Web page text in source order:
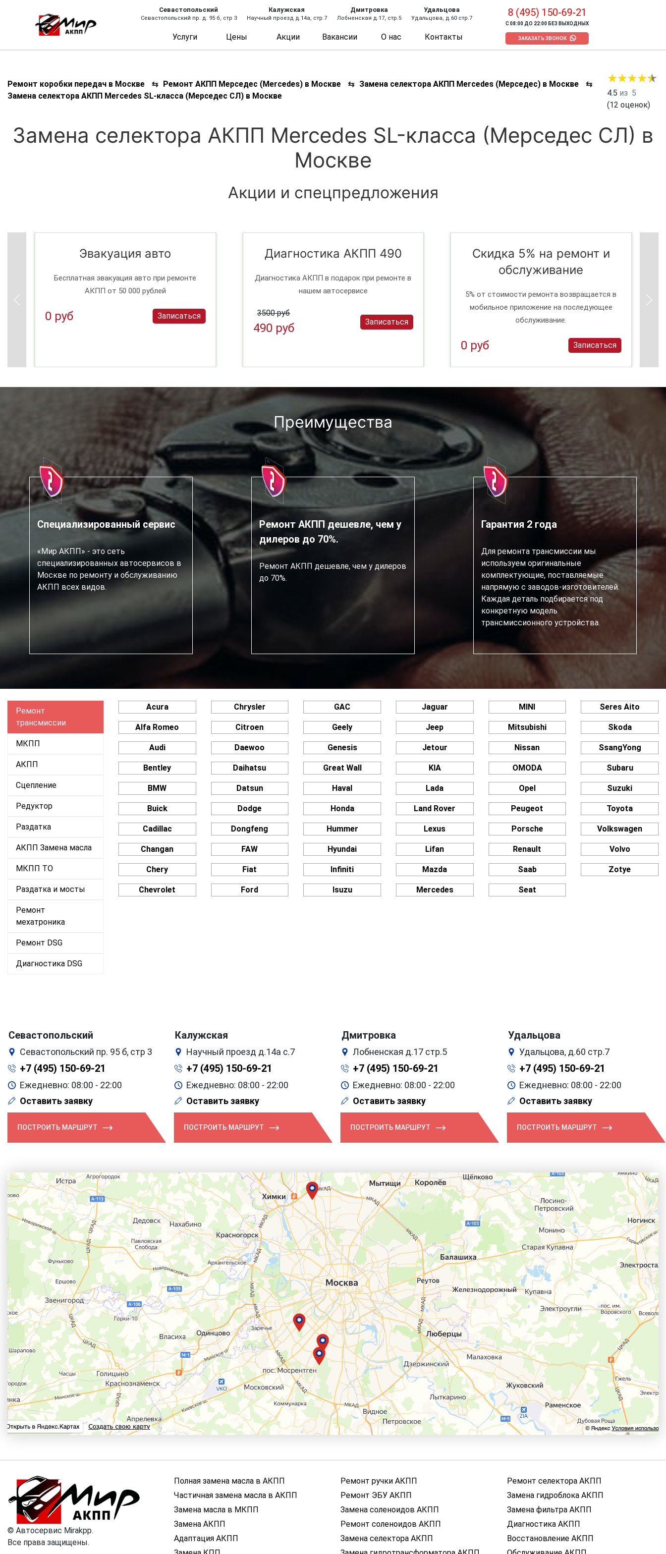
Севастопольский
Севастопольский пр. д. 95 б, стр 3
Калужская
Научный проезд д.14а, стр.7
Дмитровка
Лобненская д.17, стр.5
Удальцова
Удальцова, д.60 стр.7
Услуги Цены Акции Вакансии О нас Контакты
8 (495) 150-69-21
С 08:00 ДО 22:00 БЕЗ ВЫХОДНЫХ
ЗАКАЗАТЬ ЗВОНОК
Ремонт коробки передач в Москве ⇆ Ремонт АКПП Мерседес (Mercedes) в Москве ⇆ Замена селектора АКПП Mercedes (Мерседес) в Москве
⇆
Замена селектора АКПП Mercedes SL-класса (Мерседес СЛ) в Москве
4.5 из 5
(12 оценок)
Замена селектора АКПП Mercedes SL-класса (Мерседес СЛ) в
Москве
Акции и спецпредложения
Эвакуация авто
Бесплатная эвакуация авто при ремонте
АКПП от 50 000 рублей
0 руб Записаться
Диагностика АКПП 490
Диагностика АКПП в подарок при ремонте в
нашем автосервисе
3500 руб
490 руб Записаться
Скидка 5% на ремонт и
обслуживание
5% от стоимости ремонта возвращается в
мобильное приложение на последующее
обслуживание.
0 руб Записаться
Преимущества
Специализированный сервис
«Мир АКПП» - это сеть
специализированных автосервисов в
Москве по ремонту и обслуживанию
АКПП всех видов.
Ремонт АКПП дешевле, чем у
дилеров до 70%.
Ремонт АКПП дешевле, чем у дилеров
до 70%.
Гарантия 2 года
Для ремонта трансмиссии мы
используем оригинальные
комплектующие, поставляемые
напрямую с заводов-изготовителей.
Каждая деталь подбирается под
конкретную модель
трансмиссионного устройства.
Ремонт
трансмиссии
МКПП
АКПП
Сцепление
Редуктор
Раздатка
АКПП Замена масла
МКПП ТО
Раздатка и мосты
Ремонт
мехатроника
Ремонт DSG
Диагностика DSG
Acura
Alfa Romeo
Audi
Bentley
BMW
Buick
Cadillac
Changan
Chery
Chevrolet
Chrysler
Citroen
Daewoo
Daihatsu
Datsun
Dodge
Dongfeng
FAW
Fiat
Ford
GAC
Geely
Genesis
Great Wall
Haval
Honda
Hummer
Hyundai
Infiniti
Isuzu
Jaguar
Jeep
Jetour
KIA
Lada
Land Rover
Lexus
Lifan
Mazda
Mercedes
MINI
Mitsubishi
Nissan
OMODA
Opel
Peugeot
Porsche
Renault
Saab
Seat
Seres Aito
Skoda
SsangYong
Subaru
Suzuki
Toyota
Volkswagen
Volvo
Zotye
Севастопольский
Севастопольский пр. 95 б, стр 3
+7 (495) 150-69-21
Ежедневно: 08:00 - 22:00
Оставить заявку
ПОСТРОИТЬ МАРШРУТ
Калужская
Научный проезд д.14а с.7
+7 (495) 150-69-21
Ежедневно: 08:00 - 22:00
Оставить заявку
ПОСТРОИТЬ МАРШРУТ
Дмитровка
Лобненская д.17 стр.5
+7 (495) 150-69-21
Ежедневно: 08:00 - 22:00
Оставить заявку
ПОСТРОИТЬ МАРШРУТ
Удальцова
Удальцова, д.60 стр.7
+7 (495) 150-69-21
Ежедневно: 08:00 - 22:00
Оставить заявку
ПОСТРОИТЬ МАРШРУТ
© Автосервис Mirakpp.
Все права защищены.
Полная замена масла в АКПП
Частичная замена масла в АКПП
Замена масла в МКПП
Замена АКПП
Адаптация АКПП
Ремонт ручки АКПП
Ремонт ЭБУ АКПП
Замена соленоидов АКПП
Ремонт соленоидов АКПП
Замена селектора АКПП
Ремонт селектора АКПП
Замена гидроблока АКПП
Замена фильтра АКПП
Диагностика АКПП
Восстановление АКПП